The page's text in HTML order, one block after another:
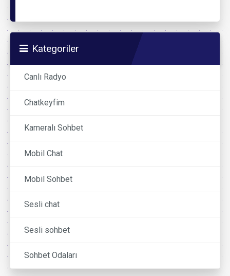
Kategoriler
Canlı Radyo
Chatkeyfim
Kameralı Sohbet
Mobil Chat
Mobil Sohbet
Sesli chat
Sesli sohbet
Sohbet Odaları